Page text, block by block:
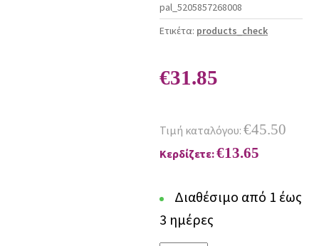
pal_5205857268008
Ετικέτα: products_check
€31.85
Τιμή καταλόγου: €45.50
Κερδίζετε:€13.65
Διαθέσιμο από 1 έως
3 ημέρες